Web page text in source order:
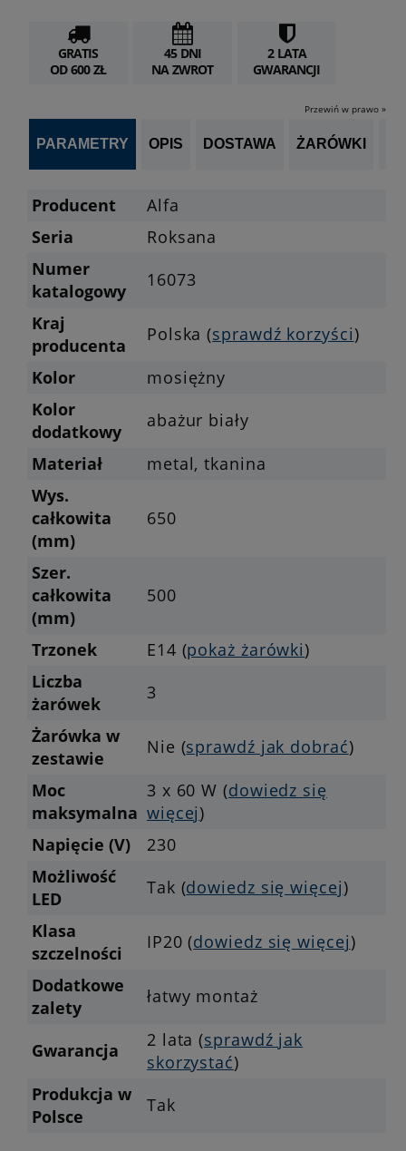
GRATIS
OD 600 ZŁ
45 DNI
NA ZWROT
2 LATA
GWARANCJI
Przewiń w prawo »
PARAMETRY OPIS DOSTAWA ŻARÓWKI
Producent
Alfa
Seria
Roksana
Numer
katalogowy
16073
Kraj
producenta
Polska (sprawdź korzyści)
Kolor
mosiężny
Kolor
dodatkowy
abażur biały
Materiał
metal, tkanina
Wys.
całkowita
(mm)
650
Szer.
całkowita
(mm)
500
Trzonek E14 (pokaż żarówki)
Liczba
żarówek
3
Żarówka w
zestawie
Nie (sprawdź jak dobrać)
Moc
maksymalna
3 x 60 W (dowiedz się
więcej)
Napięcie (V)
230
Możliwość
LED
Tak (dowiedz się więcej)
Klasa
szczelności
IP20 (dowiedz się więcej)
Dodatkowe
zalety
łatwy montaż
Gwarancja 2 lata (sprawdź jak
skorzystać)
Produkcja w
Polsce
Tak